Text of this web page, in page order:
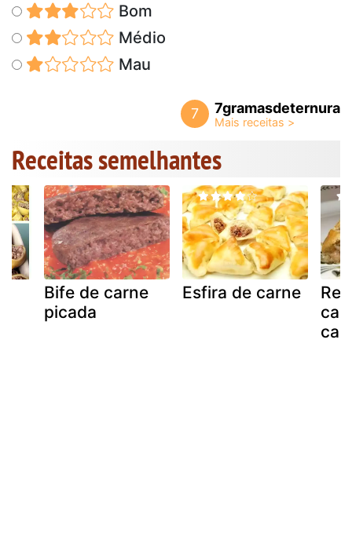
Bom
Médio
Mau
7 7gramasdeternura
Receitas semelhantes
Bife de carne
picada
Esfira de carne